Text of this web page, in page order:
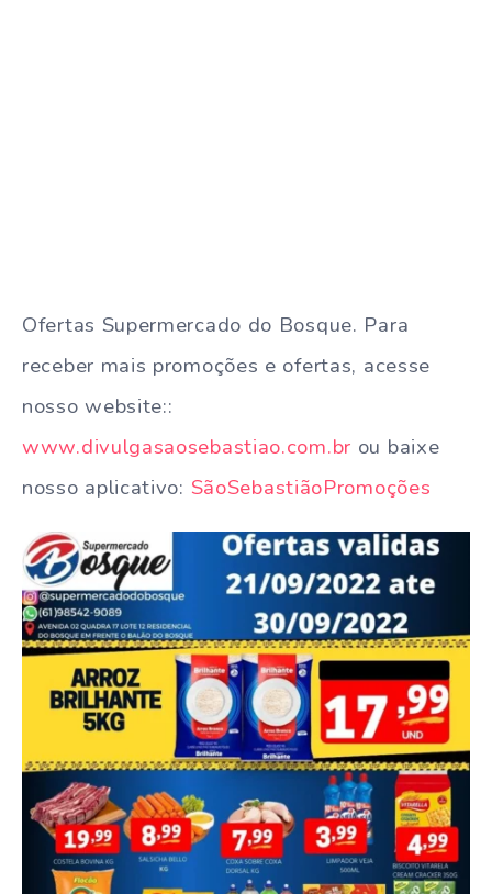
Ofertas Supermercado do Bosque. Para
receber mais promoções e ofertas, acesse
nosso website::
www.divulgasaosebastiao.com.br ou baixe
nosso aplicativo: SãoSebastiãoPromoções